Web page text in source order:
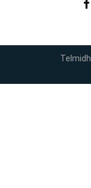
Telmidh